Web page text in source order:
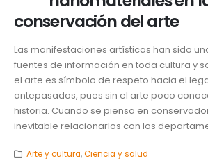
conservación del arte
Las manifestaciones artísticas han sido
fuentes de información en toda cultura y
el arte es símbolo de respeto hacia el
antepasados, pues sin el arte poco
historia. Cuando se piensa en
inevitable relacionarlos con los
Arte y cultura,Ciencia y salud